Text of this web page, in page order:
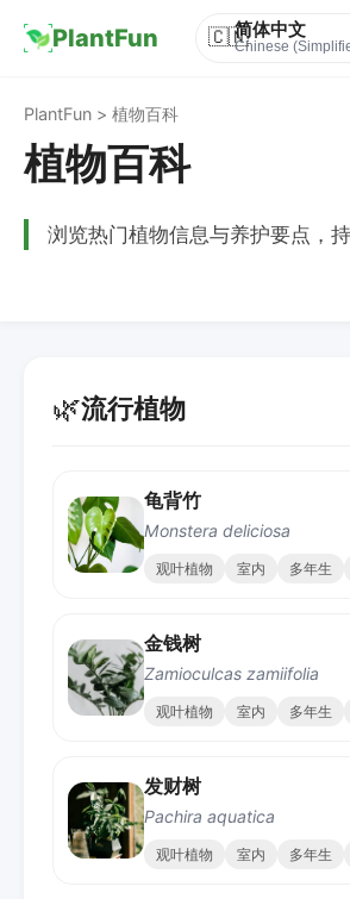
PlantFun 🇨🇳简体中文
Chinese
PlantFun > 植物百科
植物百科
浏览热门植物信息与养护要点，持
🌿流行植物
龟背竹
Monstera deliciosa
观叶植物 室内 多年生
金钱树
Zamioculcas zamiifolia
观叶植物 室内 多年生
发财树
Pachira aquatica
观叶植物 室内 多年生